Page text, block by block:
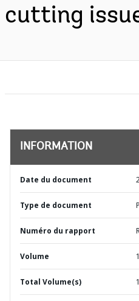
cutting
INFORMATION
Date du document
Type de document
Numéro du rapport
Volume 1
Total Volume(s)